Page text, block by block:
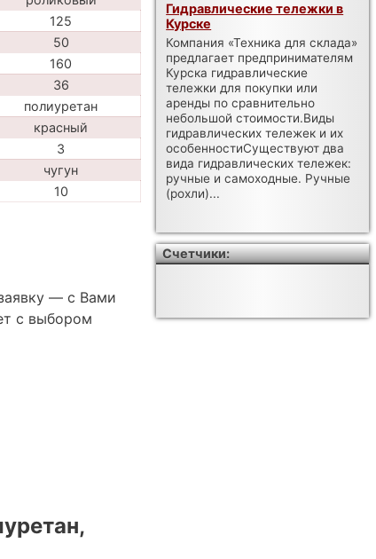
125
50
160
36
полиуретан
красный
3
чугун
10
— с Вами
с выбором
Гидравлические тележки в
Курске
Компания «Техника для склада»
предлагает предпринимателям
Курска гидравлические
тележки для покупки или
аренды по сравнительно
небольшой стоимости.Виды
гидравлических тележек и их
особенностиСуществуют два
вида гидравлических тележек:
ручные и самоходные. Ручные
(рохли)...
Счетчики: